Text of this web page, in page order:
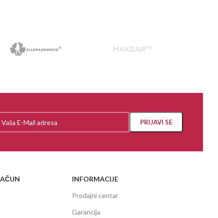
INFORMACIJE
Prodajni centar
Garancija